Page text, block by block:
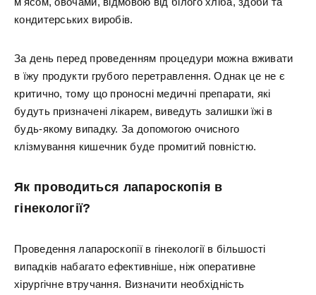
кондитерських виробів.
За день перед проведенням процедури можна вживати
в їжу продукти грубого перетравлення. Однак це не є
критично, тому що проносні медичні препарати, які
будуть призначені лікарем, виведуть залишки їжі в
будь-якому випадку. За допомогою очисного
клізмування кишечник буде промитий повністю.
Як проводиться лапароскопія в
гінекології?
Проведення лапароскопії в гінекології в більшості
випадків набагато ефективніше, ніж оперативне
хірургічне втручання. Визначити необхідність